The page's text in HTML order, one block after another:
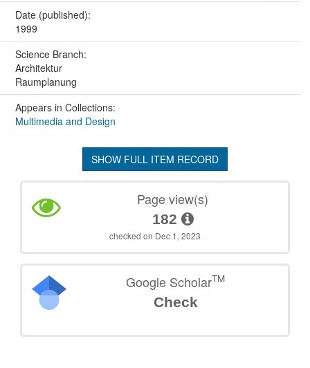
Date (published):
1999
Science Branch:
Architektur
Raumplanung
Appears in Collections:
Multimedia and Design
SHOW FULL ITEM RECORD
Page view(s)
182
checked on Dec 1, 2023
Google ScholarTM
Check